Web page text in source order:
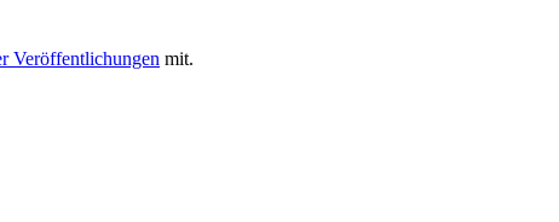
Veröffentlichungen mit.